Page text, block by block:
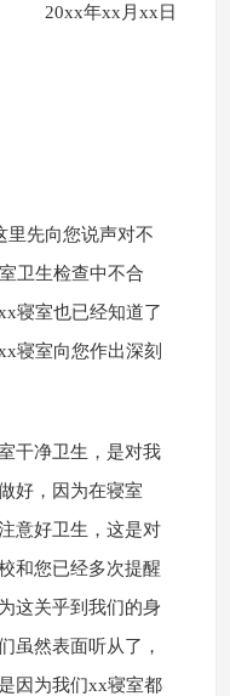
20xx年xx月xx日
里先向您说声对不
卫生检查中不合
寝室也已经知道了
寝室向您作出深刻
干净卫生，是对我
好，因为在寝室
意好卫生，这是对
和您已经多次提醒
这关乎到我们的身
虽然表面听从了，
因为我们xx寝室都